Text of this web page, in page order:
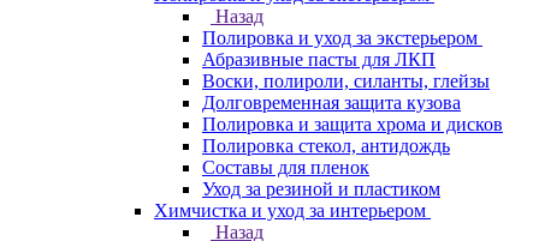
Назад
Полировка и уход за экстерьером
Абразивные пасты для ЛКП
Воски, полироли, силанты, глейзы
Долговременная защита кузова
Полировка и защита хрома и дисков
Полировка стекол, антидождь
Составы для пленок
Уход за резиной и пластиком
Химчистка и уход за интерьером
Назад